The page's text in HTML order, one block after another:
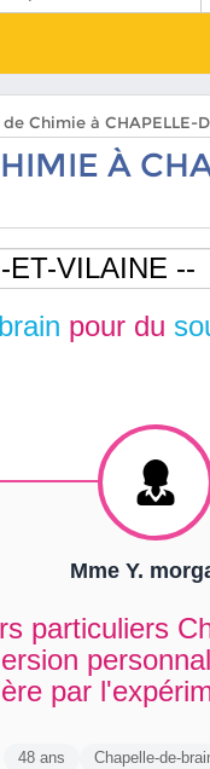
Chimie à CHAPELLE-
À
pour du
Mme Y.
particuliers
par
48 ans Chapelle-de-